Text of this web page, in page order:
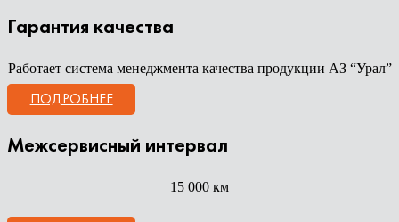
Гарантия качества
Работает система менеджмента качества продукции АЗ “Урал”
ПОДРОБНЕЕ
Межсервисный интервал
15 000 км